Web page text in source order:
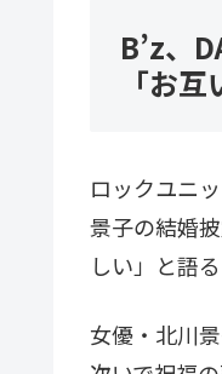
B’z、
「お
ロックユニ
景子の結婚
しい」と語
女優・北川